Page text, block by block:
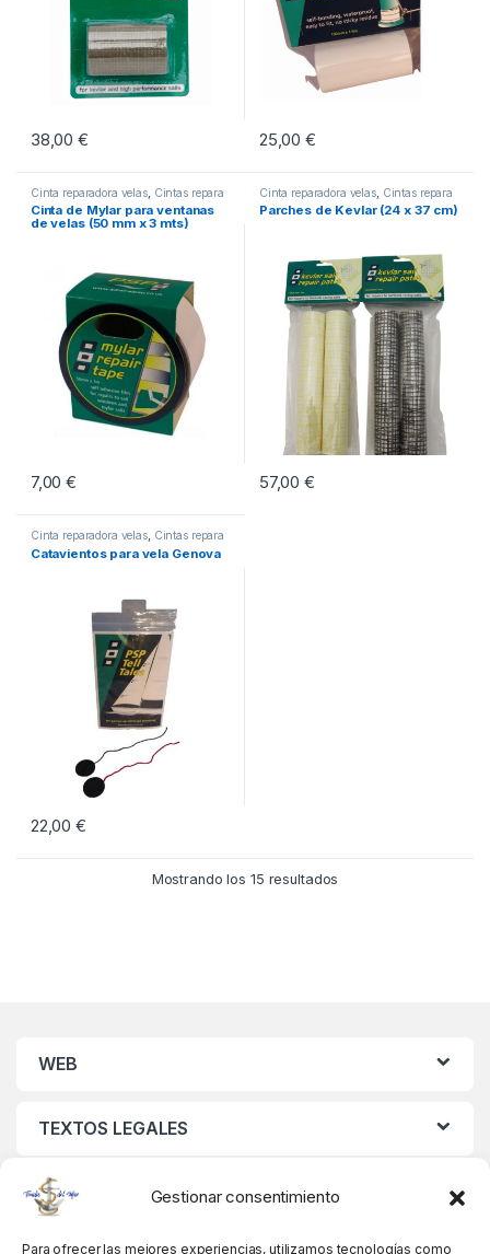
Gestionar consentimiento
Para ofrecer las mejores experiencias, utilizamos tecnologías como
38,00€ 25,00€
Este producto tiene múltiples
Cinta reparadora velas, Cintas repara
Velas
Cinta de Mylar para ventanas
de velas (50 mm x 3 mts)
7,00€
Cinta reparadora velas, Cintas repara
Velas
Parches de Kevlar (24 x 37 cm)
57,00€
Este producto tiene múltiples
Cinta reparadora velas, Cintas repara
Catavientos para vela Genova
22,00€
Mostrando los 15 resultados
WEB
TEXTOS LEGALES
MIS DATOS